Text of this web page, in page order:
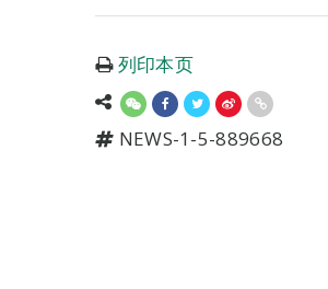
列印本页
NEWS-1-5-889668